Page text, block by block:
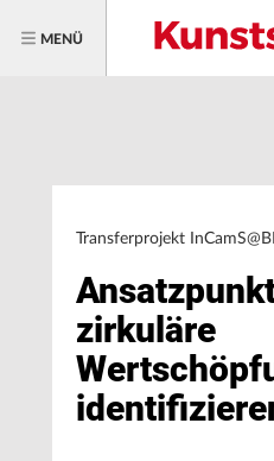
MENÜ
Transferprojekt InCamS@BI
zirkuläre